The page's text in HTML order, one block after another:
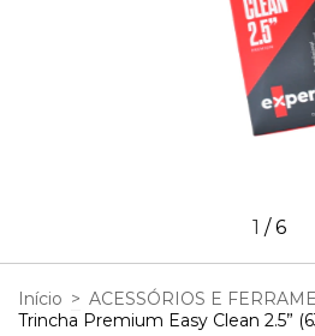
1 /6
Início > ACESSÓRIOS E
Trincha Premium Easy Clean 2.5”